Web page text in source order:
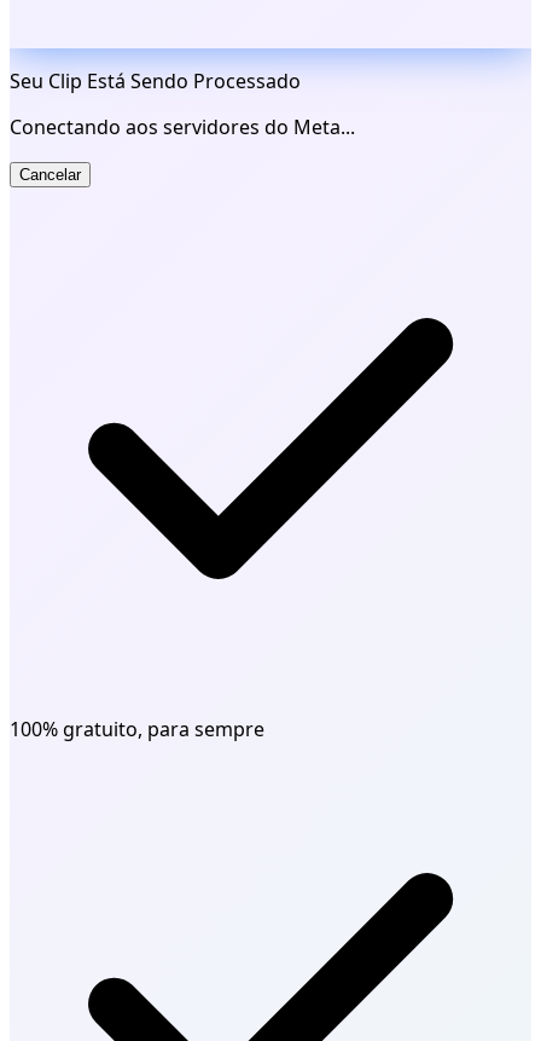
Seu Clip Está Sendo Processado
Conectando aos servidores do Meta...
Cancelar
100% gratuito, para sempre